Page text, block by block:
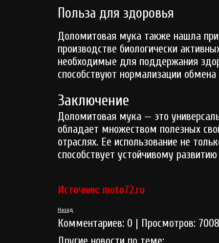
Польза для здоровья
Доломитовая мука также нашла
производстве биологически
необходимые для поддержания
способствуют нормализации
Заключение
Доломитовая мука — это
обладает множеством полезных
отраслях. Ее использование не
способствует устойчивому
Источник: moto72.ru
Назад
Комментариев: 0 | Просмотров: 7008